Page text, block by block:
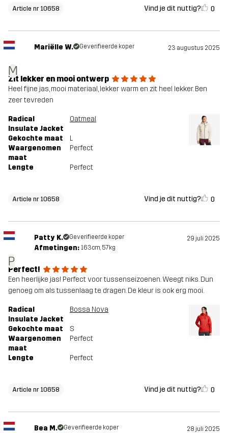
Article nr 10658 Vind je dit nuttig? 0
M
Mariëlle W. Geverifieerde koper 23 augustus 2025
Zit lekker en mooi ontwerp
Heel fijne jas, mooi materiaal, lekker warm en zit heel lekker. Ben
zeer tevreden
Radical
Insulate Jacket
Oatmeal
Gekochte maat
L
Waargenomen
maat
Perfect
Lengte Perfect
Article nr 10658 Vind je dit nuttig? 0
P
Patty K. Geverifieerde koper 29 juli 2025
Afmetingen: 163cm, 57kg
Perfect!
Een heerlijke jas! Perfect voor tussenseizoenen. Weegt niks. Dun
genoeg om als tussenlaag te dragen. De kleur is ook erg mooi.
Radical
Insulate Jacket
Bossa Nova
Gekochte maat
S
Waargenomen
maat
Perfect
Lengte Perfect
Article nr 10658 Vind je dit nuttig? 0
Bea M. Geverifieerde koper 28 juli 2025